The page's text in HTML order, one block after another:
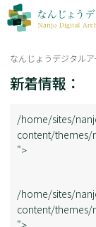
なんじょうデジタル
新着情報：
/home/sites/
content/themes/
">
/home/sites/
content/themes/